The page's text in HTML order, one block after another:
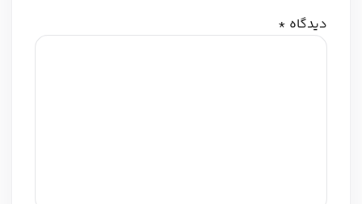
دیدگاه *